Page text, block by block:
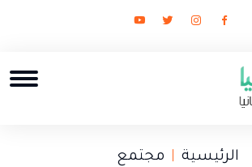
الرئيسية مجتمع